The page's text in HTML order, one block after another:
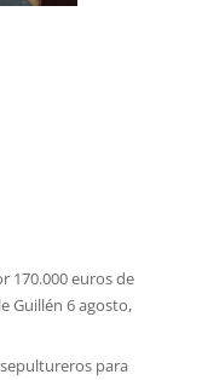
170.000 euros de
Guillén 6 agosto,
para